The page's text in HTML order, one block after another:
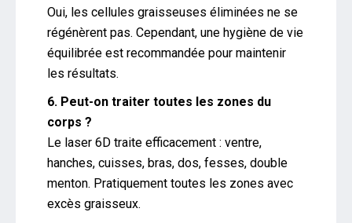
Oui, les cellules graisseuses éliminées ne se
régénèrent pas. Cependant, une hygiène de vie
équilibrée est recommandée pour maintenir
les résultats.
6. Peut-on traiter toutes les zones du
corps ?
Le laser 6D traite efficacement : ventre,
hanches, cuisses, bras, dos, fesses, double
menton. Pratiquement toutes les zones avec
excès graisseux.